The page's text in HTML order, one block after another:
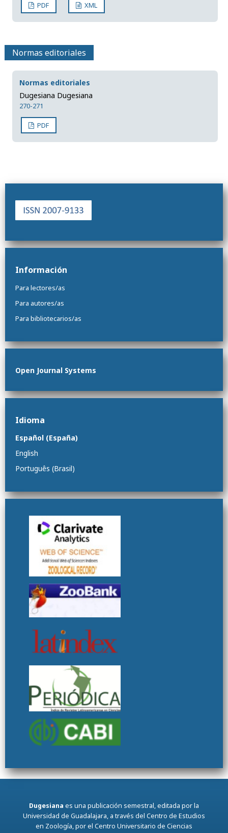
PDF XML
Normas editoriales
Normas editoriales
Dugesiana Dugesiana
270-271
PDF
Información
Para lectores/as
Para autores/as
Para bibliotecarios/as
Open Journal Systems
Idioma
Español (España)
English
Português (Brasil)
Dugesiana es una publicación semestral, editada por la
Universidad de Guadalajara, a través del Centro de Estudios
en Zoología, por el Centro Universitario de Ciencias